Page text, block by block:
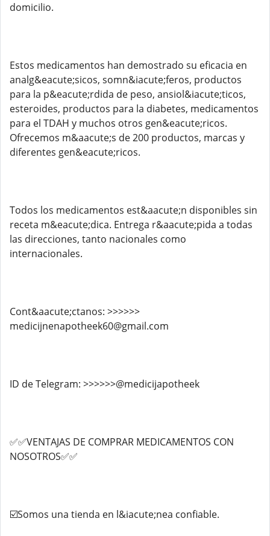
domicilio.
Estos medicamentos han demostrado su eficacia en
analg&eacute;sicos, somn&iacute;feros, productos
para la p&eacute;rdida de peso, ansiol&iacute;ticos,
esteroides, productos para la diabetes, medicamentos
para el TDAH y muchos otros gen&eacute;ricos.
Ofrecemos m&aacute;s de 200 productos, marcas y
diferentes gen&eacute;ricos.
Todos los medicamentos est&aacute;n disponibles sin
receta m&eacute;dica. Entrega r&aacute;pida a todas
las direcciones, tanto nacionales como
internacionales.
Cont&aacute;ctanos: >>>>>>
medicijnenapotheek60@gmail.com
ID de Telegram: >>>>>>@medicijapotheek
✅✅VENTAJAS DE COMPRAR MEDICAMENTOS CON
NOSOTROS✅✅
☑️Somos una tienda en l&iacute;nea confiable.